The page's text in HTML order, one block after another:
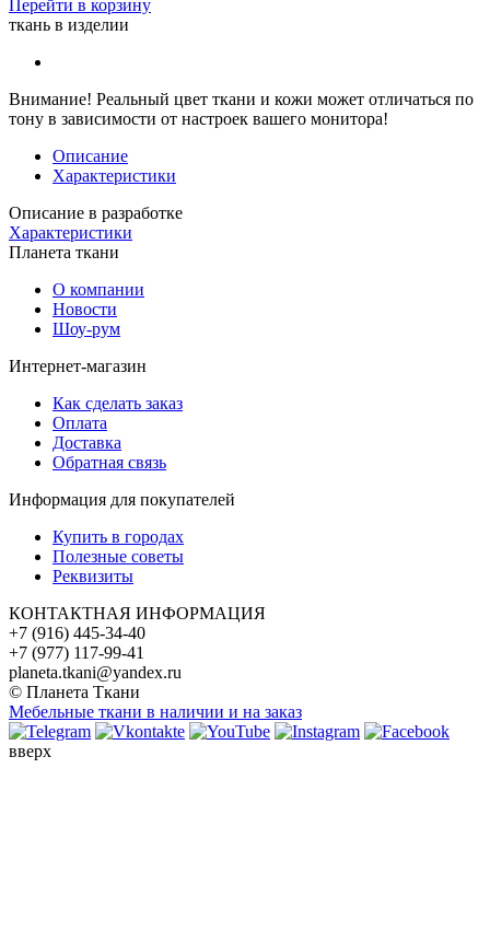
Перейти в корзину
ткань в изделии
Внимание! Реальный цвет ткани и кожи может отличаться по
тону в зависимости от настроек вашего монитора!
Описание
Характеристики
Описание в разработке
Характеристики
Планета ткани
О компании
Новости
Шоу-рум
Интернет-магазин
Как сделать заказ
Оплата
Доставка
Обратная связь
Информация для покупателей
Купить в городах
Полезные советы
Реквизиты
КОНТАКТНАЯ ИНФОРМАЦИЯ
+7 (916) 445-34-40
+7 (977) 117-99-41
planeta.tkani@yandex.ru
© Планета Ткани
Мебельные ткани в наличии и на заказ
вверх